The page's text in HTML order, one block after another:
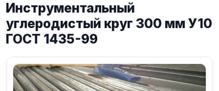
Инструментальный
углеродистый круг 300 мм У10
ГОСТ 1435-99